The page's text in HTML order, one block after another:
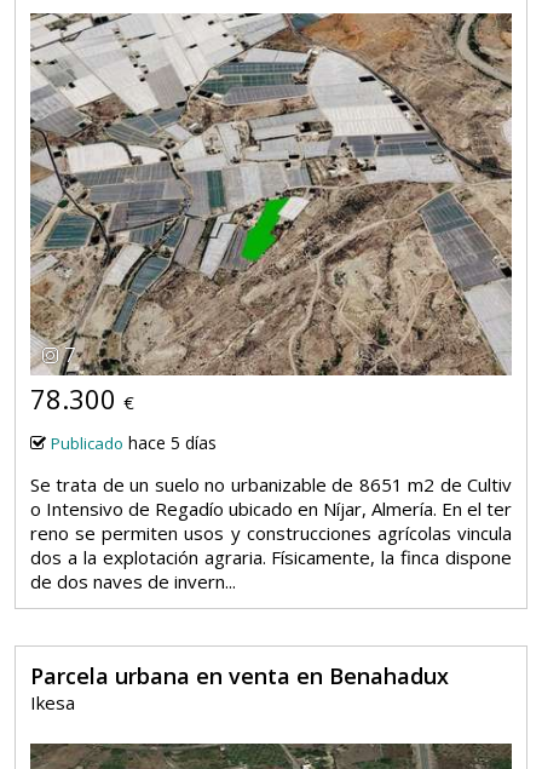
7
78.300 €
Publicado hace 5 días
Se trata de un suelo no urbanizable de 8651 m2 de Cultiv
o Intensivo de Regadío ubicado en Níjar, Almería. En el ter
reno se permiten usos y construcciones agrícolas vincula
dos a la explotación agraria. Físicamente, la finca dispone
de dos naves de invern...
Parcela urbana en venta en Benahadux
Ikesa